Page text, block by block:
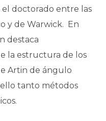
el doctorado entre las
y de Warwick. En
destaca
la estructura de los
Artin de ángulo
ello tanto métodos